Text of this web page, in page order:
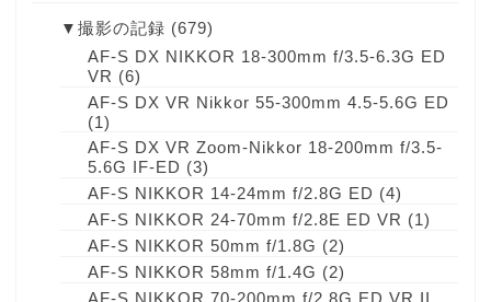
▼ 撮影の記録 (679)
AF-S DX NIKKOR 18-300mm f/3.5-6.3G ED
VR (6)
AF-S DX VR Nikkor 55-300mm 4.5-5.6G ED
(1)
AF-S DX VR Zoom-Nikkor 18-200mm f/3.5-
5.6G IF-ED (3)
AF-S NIKKOR 14-24mm f/2.8G ED (4)
AF-S NIKKOR 24-70mm f/2.8E ED VR (1)
AF-S NIKKOR 50mm f/1.8G (2)
AF-S NIKKOR 58mm f/1.4G (2)